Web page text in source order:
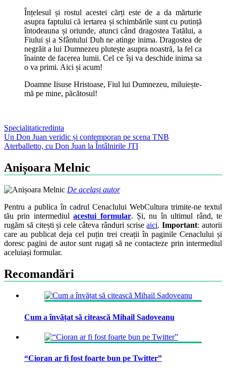
Înțelesul și rostul acestei cărți este de a da mărturie
asupra faptului că iertarea și schimbările sunt cu putință
întodeauna și oriunde, atunci când dragostea Tatălui, a
Fiului și a Sfântului Duh ne atinge inima. Dragostea de
negrăit a lui Dumnezeu plutește asupra noastră, la fel ca
înainte de facerea lumii. Cel ce își va deschide inima sa
o va primi. Aici și acum!
Doamne Iisuse Hristoase, Fiul lui Dumnezeu, miluiește-
mă pe mine, păcătosul!
Specialitaticredinta
Post
navigation
Un Don Juan veridic și contemporan pe scena TNB
Aterballetto, cu Don Juan la Întâlnirile JTI
Anișoara Melnic
De același autor
Pentru a publica în cadrul Cenaclului WebCultura trimite-ne textul
tău prin intermediulacestui formular. Și, nu în ultimul rând, te
rugăm să citești și cele câteva rânduri scriseaici.Important: autorii
care au publicat deja cel puțin trei creații în paginile Cenaclului și
doresc pagini de autor sunt rugați să ne contacteze prin intermediul
aceluiași formular.
Recomandări
Cum a învățat să citească Mihail Sadoveanu
“Cioran ar fi fost foarte bun pe Twitter”